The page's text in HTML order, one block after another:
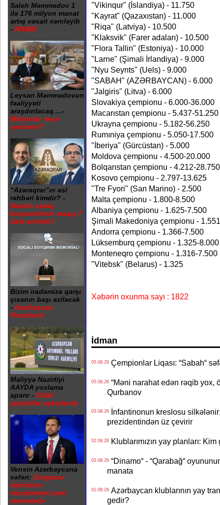
Saleh Məmmədov 1
ilə 176 milyon manat
artıq vəsait xərcləyib
- RƏSMİ
Leysan Məmmədovun
fəaliyyəti
araşdırılacaq….-
Milyonlar necə
xərclənir?
“Azəraqrar”ın əsl
rəhbəri kimdir? -
Nazirin sabiq
komandirinin maaşı 7
dəfə artırılıb?
Bizim iradəmizə qarşı
çıxanın başı əziləcək
- Azərbaycan
Prezidenti
Maliyyə Nazirliyi
AAYDA yoxlama
aparır - Ciddi
yeyintilər aşkarlanıb
Vensin Azərbaycana
səfəri: Zəngəzur
dəhlizinin
müzakirələri yeni
mərhələdə
"Vikinqur" (İslandiya) - 11.750
"Kayrat" (Qazaxıstan) - 11.000
"Riqa" (Latviya) - 10.500
"Klaksvik" (Farer adaları) - 10.500
"Flora Tallin" (Estoniya) - 10.000
"Larne" (Şimali İrlandiya) - 9.000
"Nyu Seynts" (Uels) - 9.000
"SABAH" (AZƏRBAYCAN) - 6.000
"Jalgiris" (Litva) - 6.000
Slovakiya çempionu - 6.000-36.000
Macarıstan çempionu - 5.437-51.250
Ukrayna çempionu - 5.182-56.250
Rumıniya çempionu - 5.050-17.500
"İberiya" (Gürcüstan) - 5.000
Moldova çempionu - 4.500-20.000
Bolqarıstan çempionu - 4.212-28.750
Kosovo çempionu - 2.797-13.625
"Tre Fyori" (San Marino) - 2.500
Malta çempionu - 1.800-8.500
Albaniya çempionu - 1.625-7.500
Şimali Makedoniya çempionu -
Andorra çempionu - 1.366-7.500
Lüksemburq çempionu - 1.325-8.000
Monteneqro çempionu - 1.316-7.500
"Vitebsk" (Belarus) - 1.325
Xəbərin oxunma sayı : 1822
İdman
05.08.26Çempionlar Liqası: “Sabah“
05.08.26“Məni narahat edən rəqib yox,
Qurbanov
03.08.26İnfantinonun kreslosu
prezidentindən üz çevirir
02.08.26Klublarımızın yay planları:
02.08.26“Dinamo“ - “Qarabağ“
manata
01.08.26Azərbaycan klublarının yay
gedir?